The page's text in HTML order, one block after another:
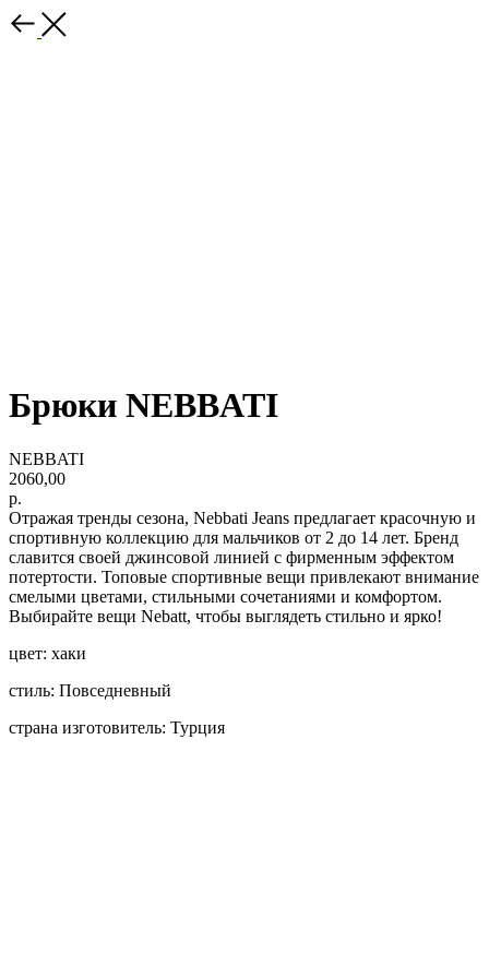
Брюки NEBBATI
NEBBATI
2060,00
р.
Отражая тренды сезона, Nebbati Jeans предлагает красочную и
спортивную коллекцию для мальчиков от 2 до 14 лет. Бренд
славится своей джинсовой линией с фирменным эффектом
потертости. Топовые спортивные вещи привлекают внимание
смелыми цветами, стильными сочетаниями и комфортом.
Выбирайте вещи Nebatt, чтобы выглядеть стильно и ярко!
цвет: хаки
стиль: Повседневный
страна изготовитель: Турция